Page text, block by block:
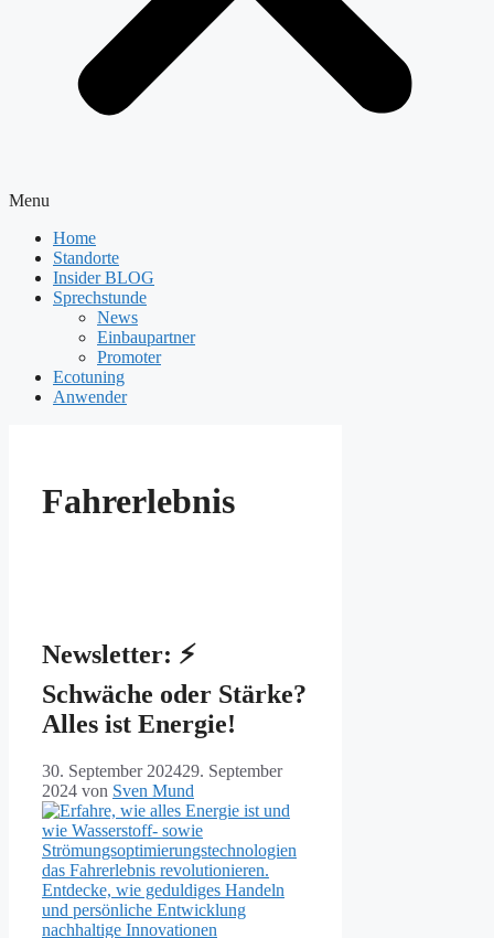
Menu
Home
Standorte
Insider BLOG
Sprechstunde
News
Einbaupartner
Promoter
Ecotuning
Anwender
Fahrerlebnis
Newsletter: ⚡️
Schwäche oder Stärke?
Alles ist Energie!
30. September 202429. September
2024 von Sven Mund